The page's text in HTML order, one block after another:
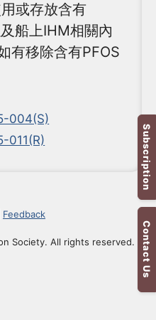
Subscription
Contact Us
或存放含有
船上IHM相關內
有移除含有PFOS
004(S)
011(R)
Feedback
Society. All rights reserved.